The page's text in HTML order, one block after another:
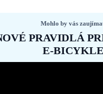
Mohlo by vás
PRAVIDLÁ
E-BICYKLE